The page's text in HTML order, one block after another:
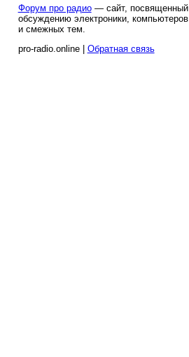
Форум про радио— сайт, посвященный
обсуждению электроники, компьютеров
и смежных тем.
pro-radio.online | Обратная связь